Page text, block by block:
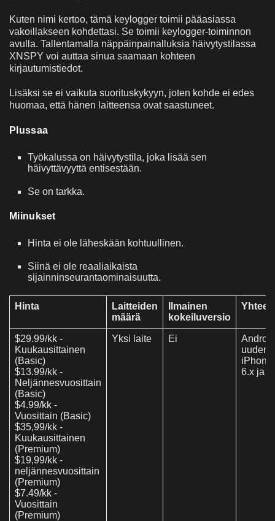
Kuten nimi kertoo, tämä keylogger toimii pääasiassa
vakoillakseen kohdettasi. Se toimii keylogger-toiminnon
avulla. Tallentamalla näppäinpainalluksia häivytystilassa
XNSPY voi auttaa sinua saamaan kohteen
kirjautumistiedot.
Lisäksi se ei vaikuta suorituskykyyn, joten kohde ei edes
huomaa, että hänen laitteensa ovat saastuneet.
Plussaa
Työkalussa on häivytystila, joka lisää sen
häivyttävyyttä entisestään.
Se on tarkka.
Miinukset
Hinta ei ole läheskään kohtuullinen.
Siinä ei ole reaaliaikaista
sijainninseurantaominaisuutta.
Hinta
Laitteiden
määrä
Ilmainen
kokeiluversio
$29.99/kk -
Kuukausittainen
(Basic)
$13.99/kk -
Neljännesvuosittain
(Basic)
$4.99/kk -
Vuosittain (Basic)
$35,99/kk -
Kuukausittainen
(Premium)
$19,99/kk -
neljännesvuosittain
(Premium)
$7.49/kk -
Vuosittain
(Premium)
Yksi laite Ei
iPhone
6.x ja